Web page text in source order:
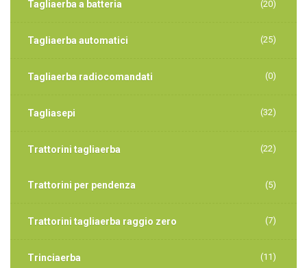
Tagliaerba a batteria (20)
Tagliaerba automatici (25)
Tagliaerba radiocomandati (0)
Tagliasepi (32)
Trattorini tagliaerba (22)
Trattorini per pendenza (5)
Trattorini tagliaerba raggio zero (7)
Trinciaerba (11)